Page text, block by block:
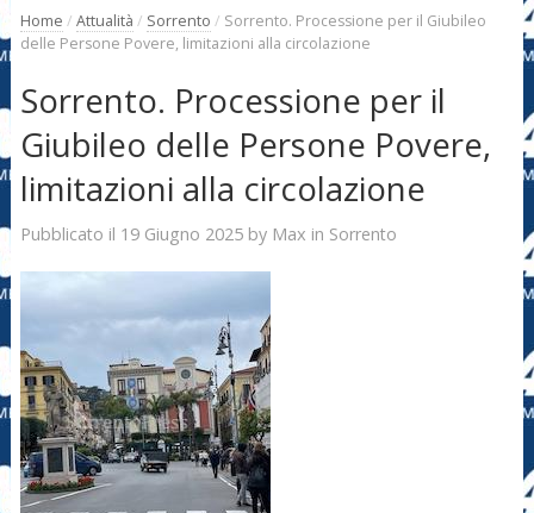
Home / Attualità / Sorrento / Sorrento. Processione per il Giubileo
delle Persone Povere, limitazioni alla circolazione
Sorrento. Processione per il
Giubileo delle Persone Povere,
limitazioni alla circolazione
Pubblicato il 19 Giugno 2025by Max in Sorrento